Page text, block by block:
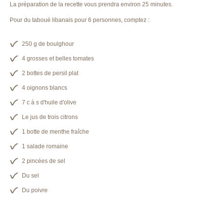
La préparation de la recette vous prendra environ 25 minutes.
Pour du taboué libanais pour 6 personnes, comptez :
250 g de boulghour
4 grosses et belles tomates
2 bottes de persil plat
4 oignons blancs
7 c à s d'huile d'olive
Le jus de trois citrons
1 botte de menthe fraîche
1 salade romaine
2 pincées de sel
Du sel
Du poivre